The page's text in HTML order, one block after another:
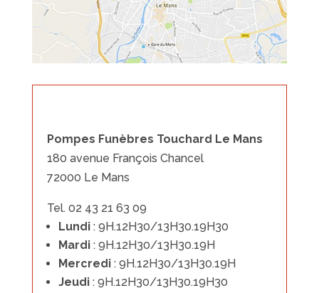
Pompes Funèbres Touchard Le Mans
180 avenue François Chancel
72000 Le Mans
Tel. 02 43 21 63 09
Lundi: 9H.12H30/13H30.19H30
Mardi: 9H.12H30/13H30.19H
Mercredi: 9H.12H30/13H30.19H
Jeudi: 9H.12H30/13H30.19H30